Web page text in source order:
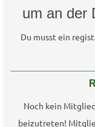
um an der
Du musst ein
Noch kein
beizutreten!